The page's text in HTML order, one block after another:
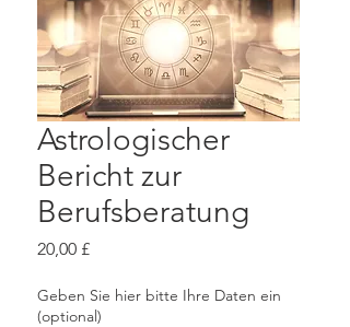
Astrologischer
Bericht zur
Berufsberatung
20,00 £Preis
Geben Sie hier bitte Ihre Daten ein
(optional)